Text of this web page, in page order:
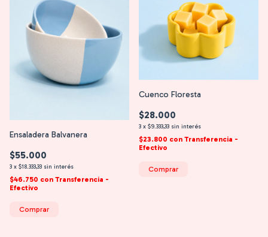
Ensaladera Balvanera
$55.000
3 x $18.333,33 sin interés
$46.750 con Transferencia -
Efectivo
Comprar
Cuenco Floresta
$28.000
3 x $9.333,33 sin interés
$23.800 con Transferencia -
Efectivo
Comprar